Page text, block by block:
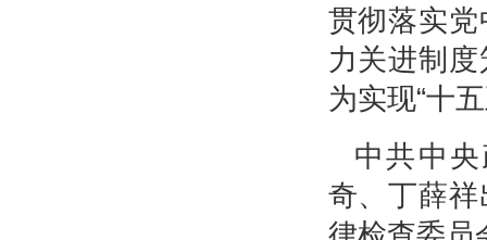
贯彻落实
力关进制
为实现“十
中共中
奇、丁薛